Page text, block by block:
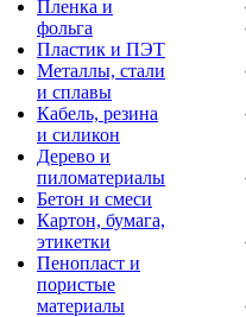
Пленка и
фольга
Пластик и ПЭТ
Металлы, стали
и сплавы
Кабель, резина
и силикон
Дерево и
пиломатериалы
Бетон и смеси
Картон, бумага,
этикетки
Пенопласт и
пористые
материалы